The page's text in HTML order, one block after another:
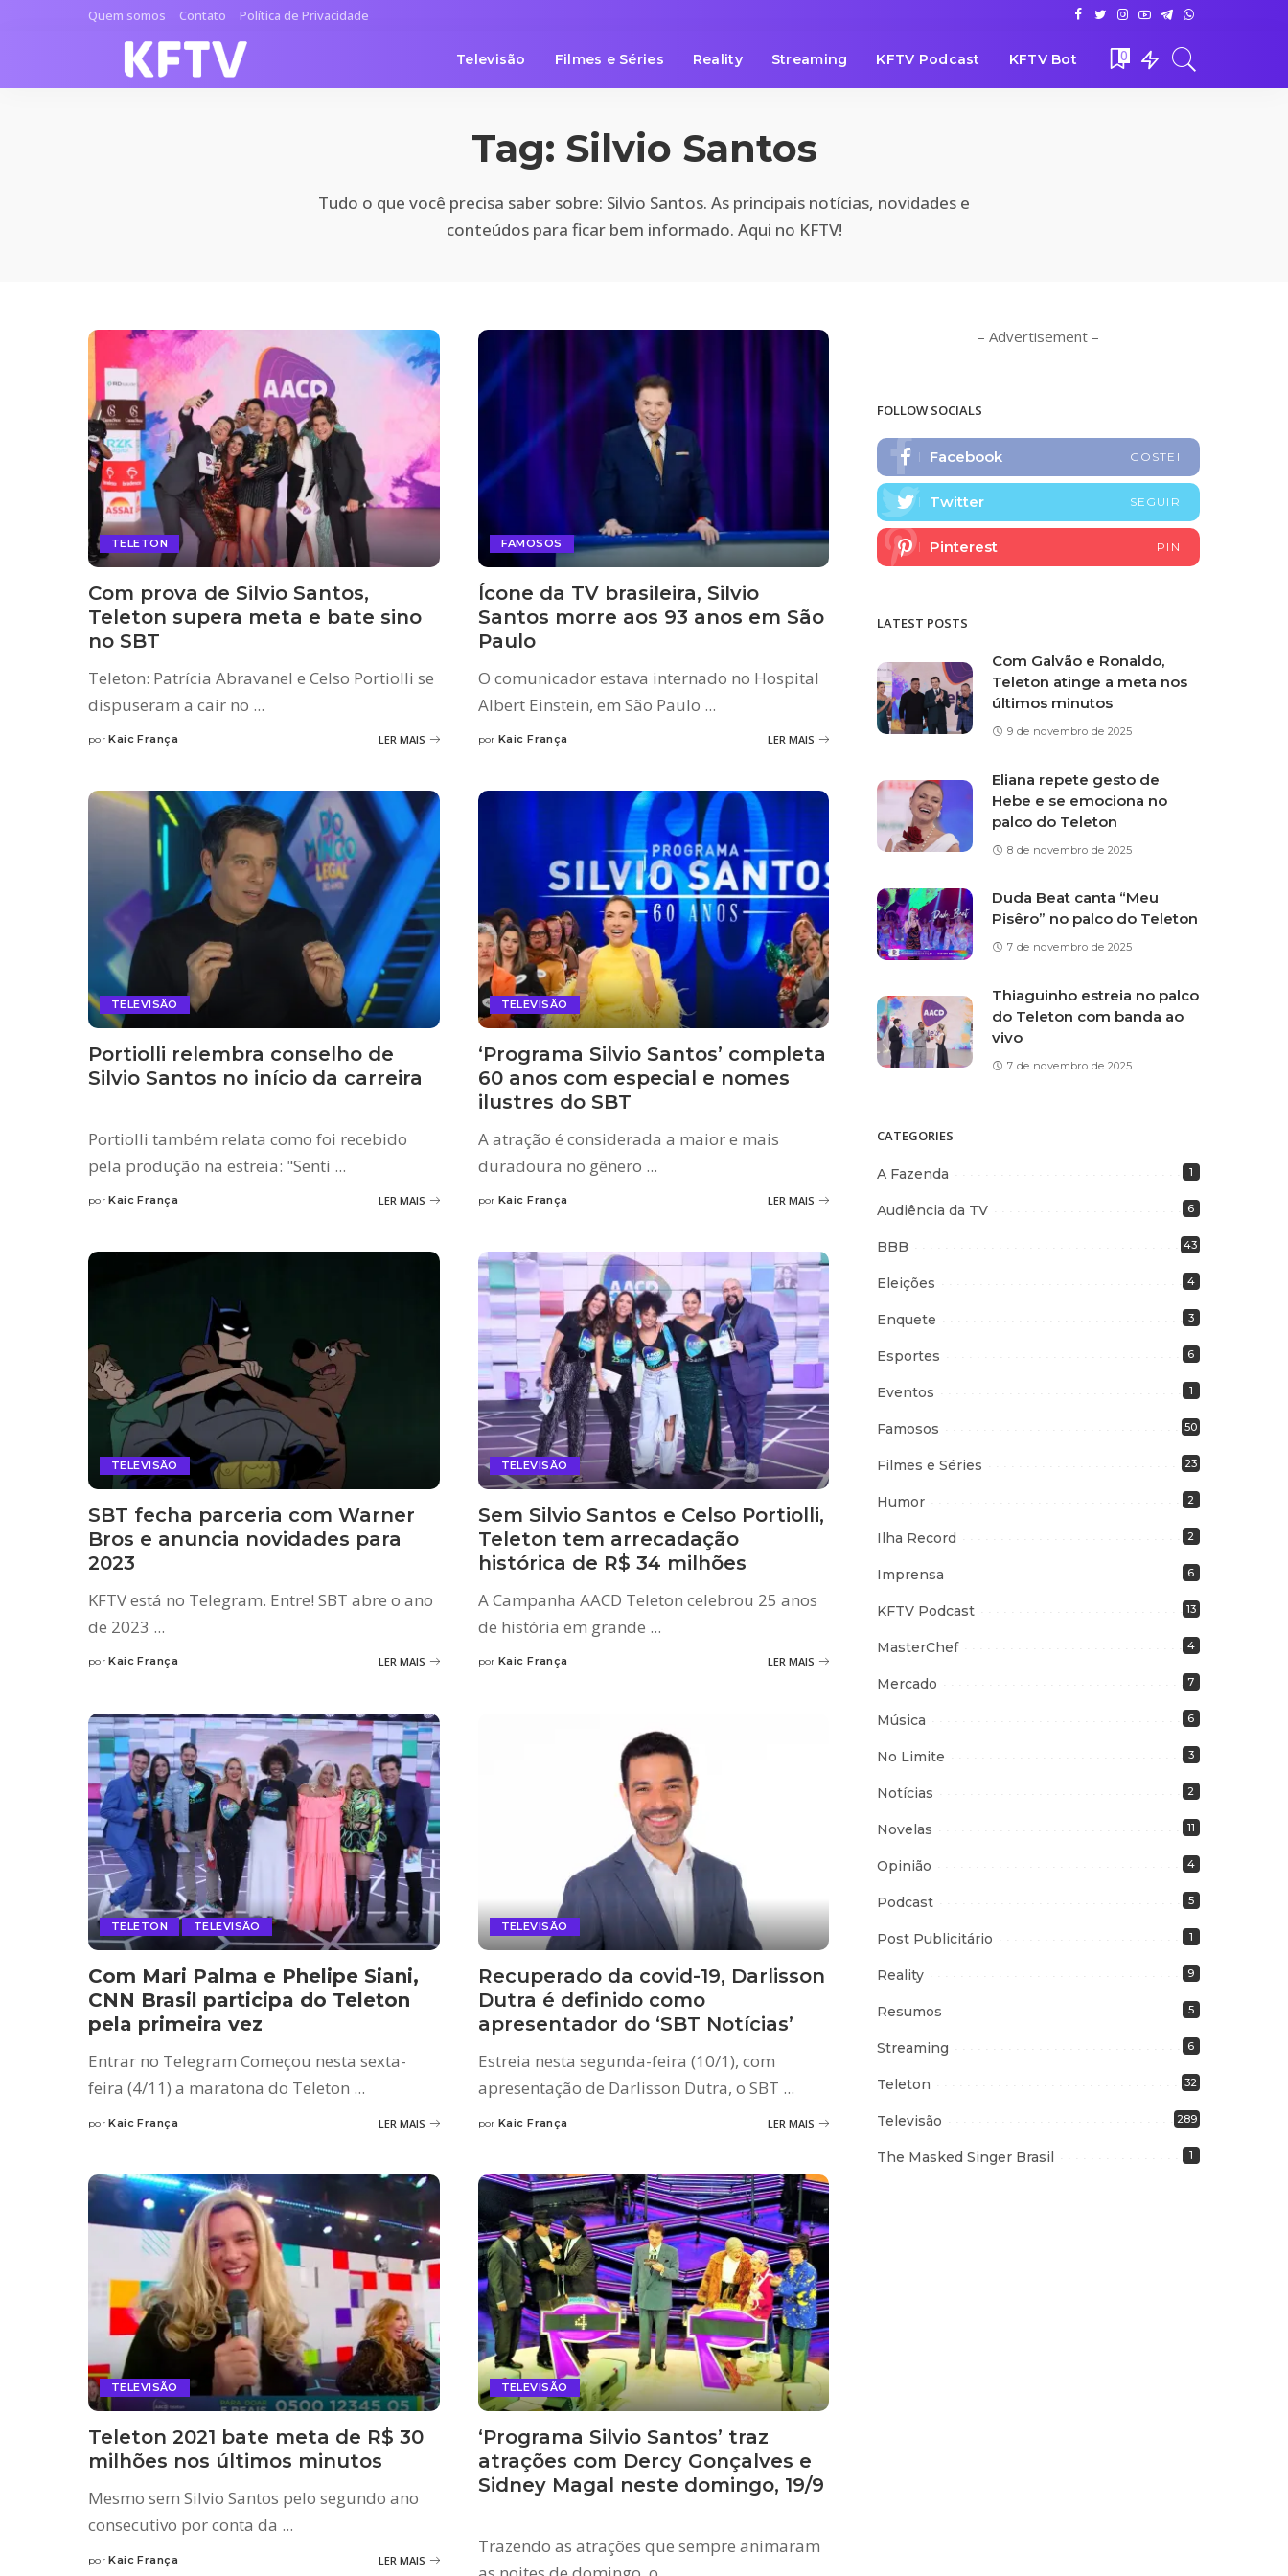
Quem somos Contato Política de Privacidade
Televisão Filmes e Séries Reality Streaming KFTV Podcast KFTV Bot 0
Tag: Silvio Santos
Tudo o que você precisa saber sobre: Silvio Santos. As principais notícias, novidades e
conteúdos para ficar bem informado. Aqui no KFTV!
TELETON
Com prova de Silvio Santos,
Teleton supera meta e bate sino
no SBT
Teleton: Patrícia Abravanel e Celso Portiolli se
dispuseram a cair no ...
por Kaic França LER MAIS
FAMOSOS
Ícone da TV brasileira, Silvio
Santos morre aos 93 anos em São
Paulo
O comunicador estava internado no Hospital
Albert Einstein, em São Paulo ...
por Kaic França LER MAIS
TELEVISÃO
Portiolli relembra conselho de
Silvio Santos no início da carreira
Portiolli também relata como foi recebido
pela produção na estreia: "Senti ...
por Kaic França LER MAIS
TELEVISÃO
‘Programa Silvio Santos’ completa
60 anos com especial e nomes
ilustres do SBT
A atração é considerada a maior e mais
duradoura no gênero ...
por Kaic França LER MAIS
TELEVISÃO
SBT fecha parceria com Warner
Bros e anuncia novidades para
2023
KFTV está no Telegram. Entre! SBT abre o ano
de 2023 ...
por Kaic França LER MAIS
TELEVISÃO
Sem Silvio Santos e Celso Portiolli,
Teleton tem arrecadação
histórica de R$ 34 milhões
A Campanha AACD Teleton celebrou 25 anos
de história em grande ...
por Kaic França LER MAIS
TELETON TELEVISÃO
Com Mari Palma e Phelipe Siani,
CNN Brasil participa do Teleton
pela primeira vez
Entrar no Telegram Começou nesta sexta-
feira (4/11) a maratona do Teleton ...
por Kaic França LER MAIS
TELEVISÃO
Recuperado da covid-19, Darlisson
Dutra é definido como
apresentador do ‘SBT Notícias’
Estreia nesta segunda-feira (10/1), com
apresentação de Darlisson Dutra, o SBT ...
por Kaic França LER MAIS
TELEVISÃO
Teleton 2021 bate meta de R$ 30
milhões nos últimos minutos
Mesmo sem Silvio Santos pelo segundo ano
consecutivo por conta da ...
por Kaic França LER MAIS
TELEVISÃO
‘Programa Silvio Santos’ traz
atrações com Dercy Gonçalves e
Sidney Magal neste domingo, 19/9
Trazendo as atrações que sempre animaram
– Advertisement –
FOLLOW SOCIALS
Facebook GOSTEI
Twitter SEGUIR
Pinterest PIN
LATEST POSTS
Com Galvão e Ronaldo,
Teleton atinge a meta nos
últimos minutos
9 de novembro de 2025
Eliana repete gesto de
Hebe e se emociona no
palco do Teleton
8 de novembro de 2025
Duda Beat canta “Meu
Pisêro” no palco do Teleton
7 de novembro de 2025
Thiaguinho estreia no palco
do Teleton com banda ao
vivo
7 de novembro de 2025
CATEGORIES
A Fazenda 1
Audiência da TV 6
BBB 43
Eleições 4
Enquete 3
Esportes 6
Eventos 1
Famosos 50
Filmes e Séries 23
Humor 2
Ilha Record 2
Imprensa 6
KFTV Podcast 13
MasterChef 4
Mercado 7
Música 6
No Limite 3
Notícias 2
Novelas 11
Opinião 4
Podcast 5
Post Publicitário 1
Reality 9
Resumos 5
Streaming 6
Teleton 32
Televisão 289
The Masked Singer Brasil 1